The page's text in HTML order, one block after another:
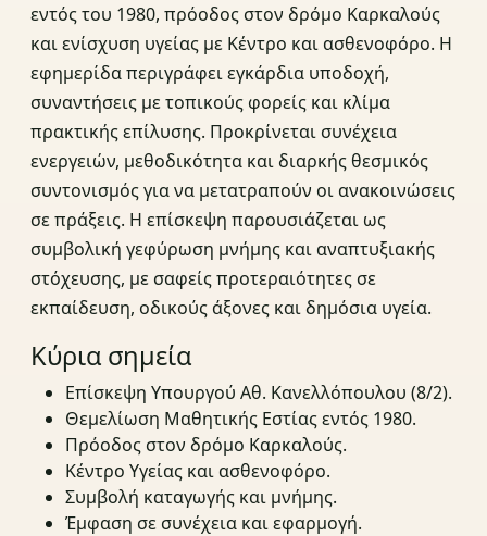
εντός του 1980, πρόοδος στον δρόμο Καρκαλούς
και ενίσχυση υγείας με Κέντρο και ασθενοφόρο. Η
εφημερίδα περιγράφει εγκάρδια υποδοχή,
συναντήσεις με τοπικούς φορείς και κλίμα
πρακτικής επίλυσης. Προκρίνεται συνέχεια
ενεργειών, μεθοδικότητα και διαρκής θεσμικός
συντονισμός για να μετατραπούν οι ανακοινώσεις
σε πράξεις. Η επίσκεψη παρουσιάζεται ως
συμβολική γεφύρωση μνήμης και αναπτυξιακής
στόχευσης, με σαφείς προτεραιότητες σε
εκπαίδευση, οδικούς άξονες και δημόσια υγεία.
Κύρια σημεία
Επίσκεψη Υπουργού Αθ. Κανελλόπουλου (8/2).
Θεμελίωση Μαθητικής Εστίας εντός 1980.
Πρόοδος στον δρόμο Καρκαλούς.
Κέντρο Υγείας και ασθενοφόρο.
Συμβολή καταγωγής και μνήμης.
Έμφαση σε συνέχεια και εφαρμογή.